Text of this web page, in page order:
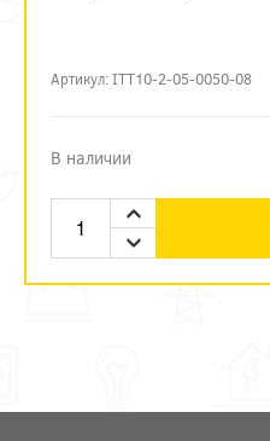
Артикул: ITT10-2-05-0050-08
В наличии